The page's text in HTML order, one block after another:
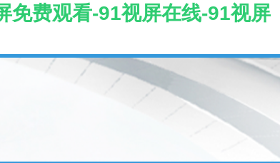
免费观看-91视屏在线-91视屏